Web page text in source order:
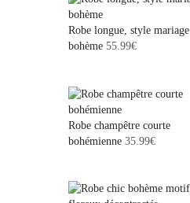
Robe longue, style mariage
bohème 55.99€
Robe champêtre courte
bohémienne 35.99€